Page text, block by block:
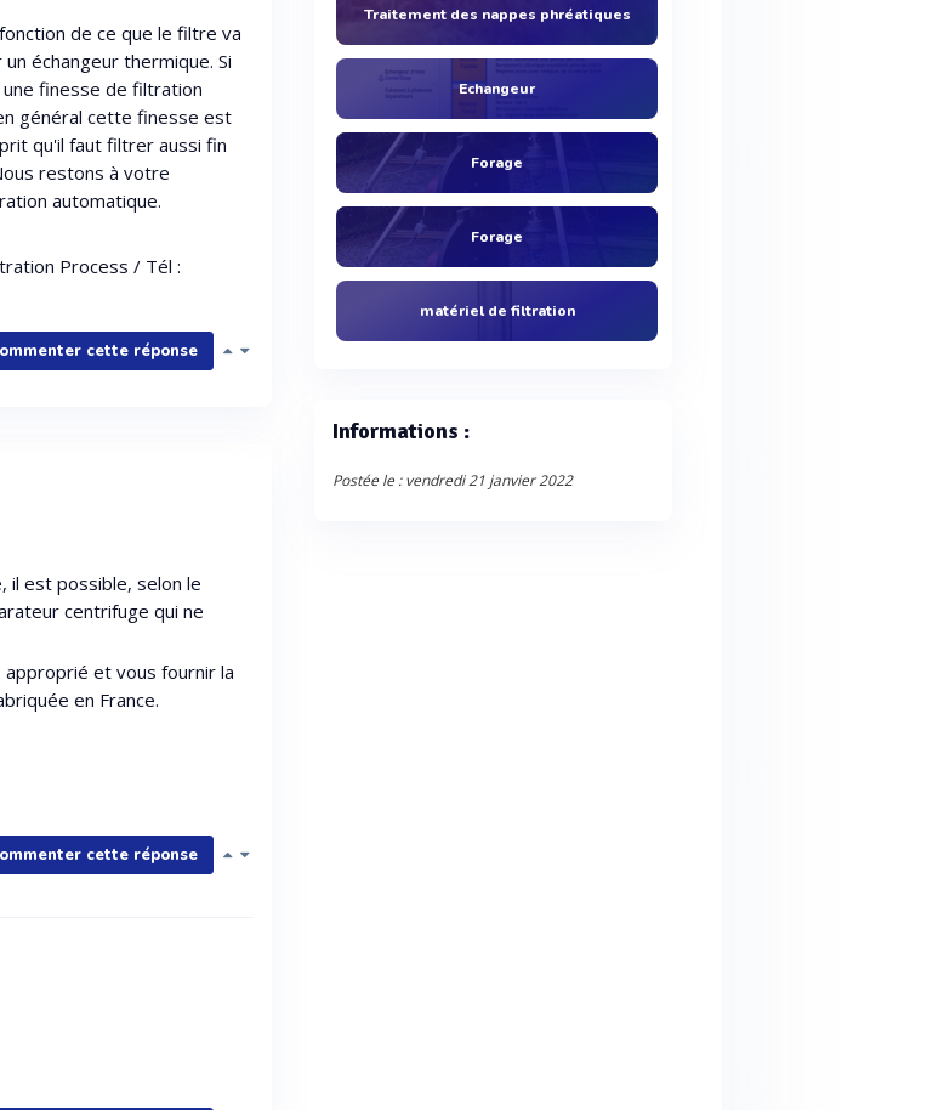
de ce que le filtre va
échangeur thermique. Si
finesse de filtration
général cette finesse est
qu'il faut filtrer aussi fin
restons à votre
automatique.
Process / Tél :
cette réponse
il est possible, selon le
centrifuge qui ne
et vous fournir la
en France.
cette réponse
Traitement des nappes phréatiques
Echangeur
Forage
Forage
matériel de filtration
Informations :
Postée le : vendredi 21 janvier 2022